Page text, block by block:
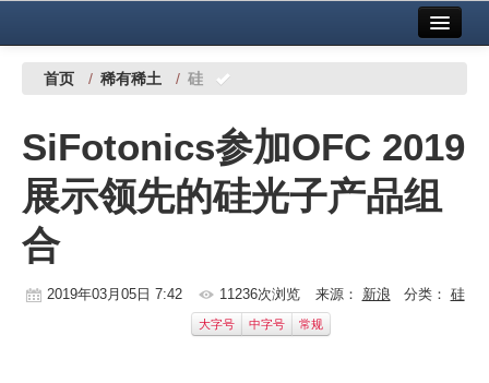
中国有色金属报社主办 广告服务
铜镍铅锌
铝
稀有稀土
有色市场
首页 / 稀有稀土 / 硅
SiFotonics参加OFC 2019
展示领先的硅光子产品组
合
2019年03月05日 7:42 11236次浏览 来源： 新浪 分类： 硅
大字号 中字号 常规